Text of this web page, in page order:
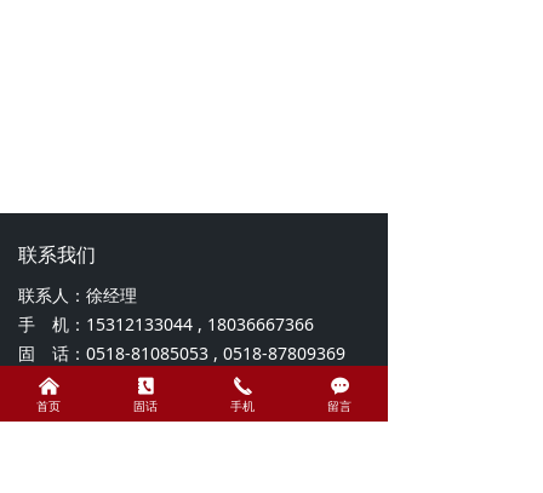
联系我们
联系人：徐经理
手 机：15312133044 , 18036667366
固 话：0518-81085053 , 0518-87809369
邮 箱：cngarnet@lm-mining.com
地 址：江苏省东海县晶都大道科教园区B栋5
낀
首页
끐
固话
끅
手机
끁
留言